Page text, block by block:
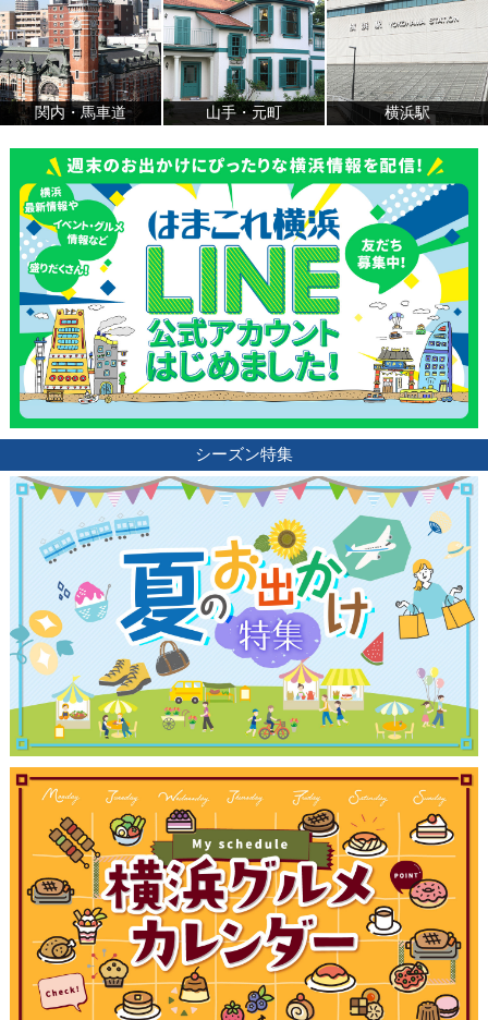
関内・馬車道 山手・元町 横浜駅
シーズン特集
観光ガイド